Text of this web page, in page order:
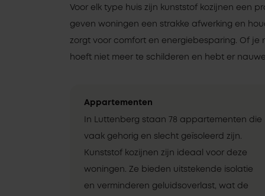
Voor elk type huis zijn kunststof kozijnen een
geven woningen een strakke afwerking en
zorgt voor comfort en energiebesparing. Of je
hoeft niet meer te schilderen en hebt er
Appartementen
In Luttenberg staan 78 appartementen die
vaak gehorig en slecht geïsoleerd zijn.
Kunststof kozijnen zijn ideaal voor deze
woningen. Ze bieden uitstekende isolatie
en verminderen geluidsoverlast, wat de